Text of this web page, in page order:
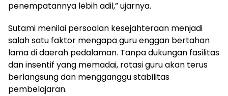
penempatannya lebih adil,” ujarnya.
Sutami menilai persoalan kesejahteraan menjadi
salah satu faktor mengapa guru enggan bertahan
lama di daerah pedalaman. Tanpa dukungan fasilitas
dan insentif yang memadai, rotasi guru akan terus
berlangsung dan mengganggu stabilitas
pembelajaran.